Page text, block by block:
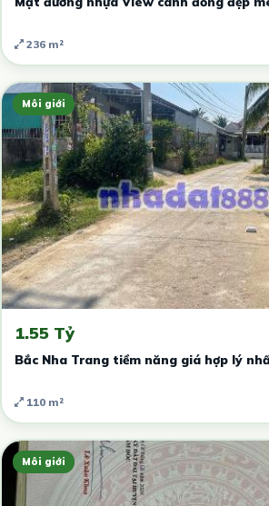
236 m²
Môi giới
1.55 Tỷ
Bắc Nha Trang tiềm năng giá hợp lý
110 m²
Môi giới